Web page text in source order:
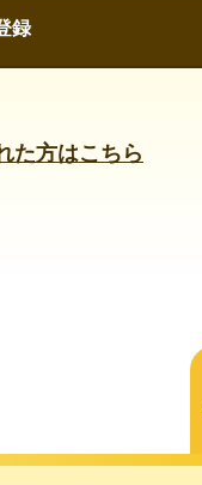
録
た方はこちら